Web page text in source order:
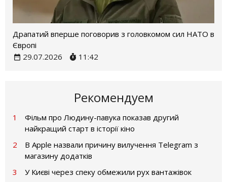
Драпатий вперше поговорив з головкомом сил НАТО в
Європі
29.07.2026
11:42
Рекомендуем
1
Фільм про Людину-павука показав другий
найкращий старт в історії кіно
2
В Apple назвали причину вилучення Telegram з
магазину додатків
3
У Києві через спеку обмежили рух вантажівок